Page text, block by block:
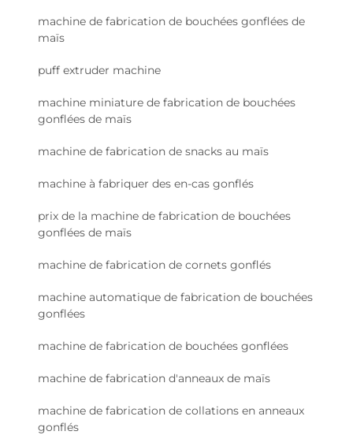
machine de fabrication de bouchées gonflées de
maïs
puff extruder machine
machine miniature de fabrication de bouchées
gonflées de maïs
machine de fabrication de snacks au maïs
machine à fabriquer des en-cas gonflés
prix de la machine de fabrication de bouchées
gonflées de maïs
machine de fabrication de cornets gonflés
machine automatique de fabrication de bouchées
gonflées
machine de fabrication de bouchées gonflées
machine de fabrication d'anneaux de maïs
machine de fabrication de collations en anneaux
gonflés